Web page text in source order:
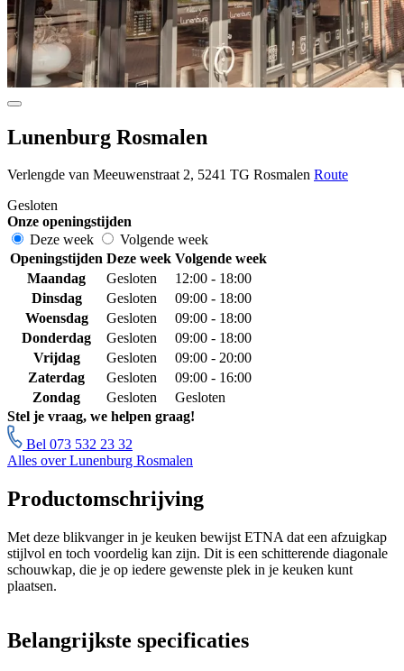
Lunenburg Rosmalen
Verlengde van Meeuwenstraat 2, 5241 TG Rosmalen Route
Gesloten
Onze openingstijden
Deze week
Volgende week
Openingstijden Deze week Volgende week
Maandag
Gesloten
12:00 - 18:00
Dinsdag
Gesloten
09:00 - 18:00
Woensdag
Gesloten
09:00 - 18:00
Donderdag
Gesloten
09:00 - 18:00
Vrijdag
Gesloten
09:00 - 20:00
Zaterdag
Gesloten
09:00 - 16:00
Zondag
Gesloten
Gesloten
Stel je vraag, we helpen graag!
Bel 073 532 23 32
Alles over Lunenburg Rosmalen
Productomschrijving
Met deze blikvanger in je keuken bewijst ETNA dat een afzuigkap
stijlvol en toch voordelig kan zijn. Dit is een schitterende diagonale
schouwkap, die je op iedere gewenste plek in je keuken kunt
plaatsen.
Belangrijkste specificaties